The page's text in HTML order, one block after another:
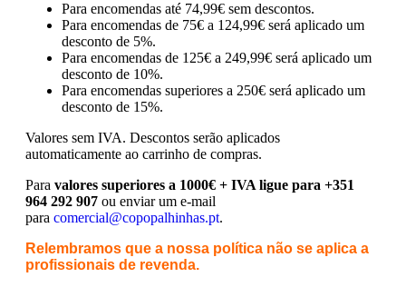
Para encomendas até 74,99€ sem descontos.
Para encomendas de 75€ a 124,99€ será aplicado um
desconto de 5%.
Para encomendas de 125€ a 249,99€ será aplicado um
desconto de 10%.
Para encomendas superiores a 250€ será aplicado um
desconto de 15%.
Valores sem IVA. Descontos serão aplicados
automaticamente ao carrinho de compras.
Para valores superiores a 1000€ + IVA ligue para +351
964 292 907 ou enviar um e-mail
para comercial@copopalhinhas.pt.
Relembramos que a nossa política não se aplica a
profissionais de revenda.